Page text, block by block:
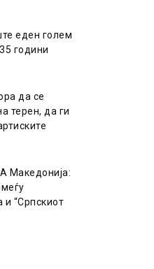
еден голем
години
да се
терен, да ги
Македонија:
и “Српскиот